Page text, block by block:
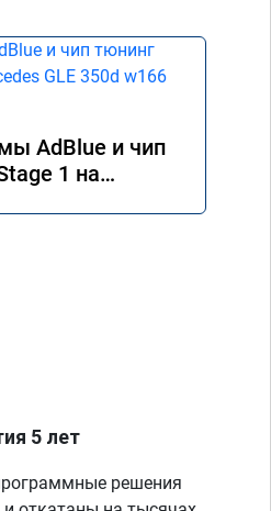
AdBlue и чип
1 на
5 лет
решения